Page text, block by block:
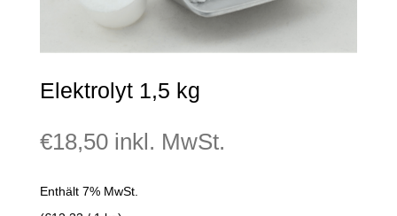
Elektrolyt 1,5 kg
€18,50 inkl. MwSt.
Enthält 7% MwSt.